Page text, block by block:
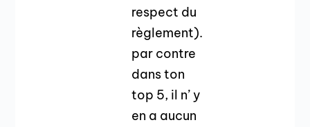
respect du
règlement).
par contre
dans ton
top 5, il n’ y
en a aucun